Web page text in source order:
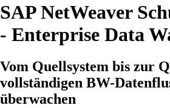
SAP NetWeaver
- Enterprise Data
Vom Quellsystem bis zur
vollständigen BW-
überwachen